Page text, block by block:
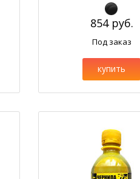
854 руб.
Под заказ
купить